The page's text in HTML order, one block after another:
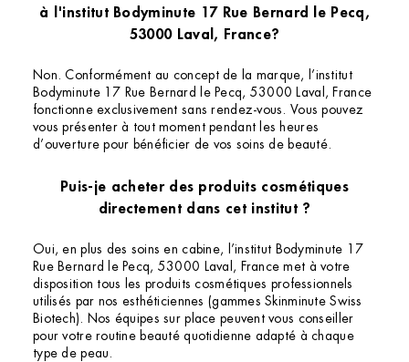
à l'institut Bodyminute 17 Rue Bernard le Pecq,
53000 Laval, France?
Non. Conformément au concept de la marque, l’institut
Bodyminute 17 Rue Bernard le Pecq, 53000 Laval, France
fonctionne exclusivement sans rendez-vous. Vous pouvez
vous présenter à tout moment pendant les heures
d’ouverture pour bénéficier de vos soins de beauté.
Puis-je acheter des produits cosmétiques
directement dans cet institut ?
Oui, en plus des soins en cabine, l’institut Bodyminute 17
Rue Bernard le Pecq, 53000 Laval, France met à votre
disposition tous les produits cosmétiques professionnels
utilisés par nos esthéticiennes (gammes Skinminute Swiss
Biotech). Nos équipes sur place peuvent vous conseiller
pour votre routine beauté quotidienne adapté à chaque
type de peau.